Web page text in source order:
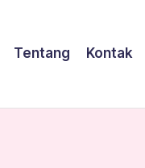
Tentang Kontak